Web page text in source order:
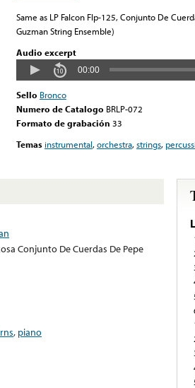
Same as LP Falcon Flp-125, Conjunto De
Guzman String Ensemble)
Audio excerpt
00:00
Sello Bronco
Numero de Catalogo BRLP-072
Formato de grabación 33
Temas instrumental,orchestra,strings,
Conjunto De Cuerdas De Pepe
, piano